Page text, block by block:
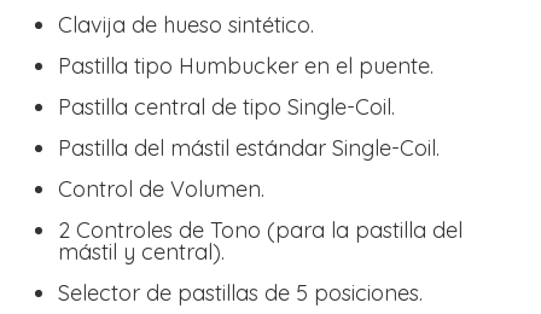
Clavija de hueso sintético.
Pastilla tipo Humbucker en el puente.
Pastilla central de tipo Single-Coil.
Pastilla del mástil estándar Single-Coil.
Control de Volumen.
2 Controles de Tono (para la pastilla del
mástil y central).
Selector de pastillas de 5 posiciones.